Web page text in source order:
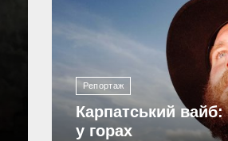
Репортаж
Карпатський
у горах